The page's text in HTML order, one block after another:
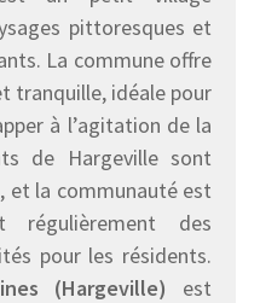
pittoresques et
La commune offre
tranquille, idéale pour
à l’agitation de la
de Hargeville sont
et la communauté est
régulièrement des
pour les résidents.
(Hargeville) est